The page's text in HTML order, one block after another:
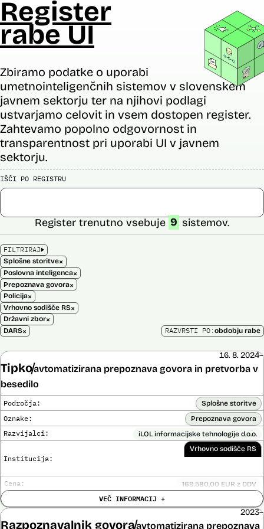
Register
rabe UI
Zbiramo podatke o uporabi
umetnointeligenčnih sistemov v slovenskem
javnem sektorju ter na njihovi podlagi
ustvarjamo celovit in vsem dostopen register.
Zahtevamo popolno odgovornost in
transparentnost pri uporabi UI v javnem
sektorju.
IŠČI PO REGISTRU
FILTRIRAJ
Splošne storitve×
Poslovna inteligenca×
Prepoznava govora×
Policija×
Vrhovno sodišče RS×
Državni zbor×
DARS×
Register trenutno vsebuje 9 sistemov.
RAZVRSTI PO:obdobju rabe
Tipkoavtomatizirana prepoznava govora in pretvorba v
besedilo
16. 8. 2024–
Področja: Splošne storitve
Oznake: Prepoznava govora
Razvijalci: iLOL informacijske tehnologije d.o.o.
Institucija:
Vrhovno sodišče RS
Cena: 169.580,00 EUR z DDV
licence:
opravljena:
VEČ INFORMACIJ +
Razpoznavalnik govoraavtomatizirana prepoznava
2023–